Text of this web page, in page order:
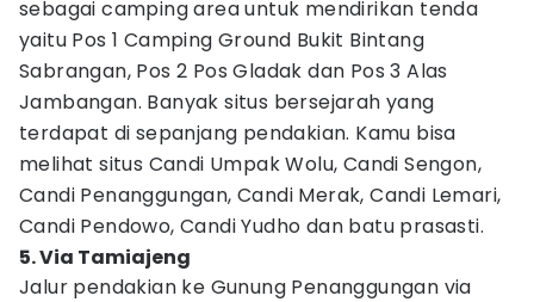
sebagai camping area untuk mendirikan tenda
yaitu Pos 1 Camping Ground Bukit Bintang
Sabrangan, Pos 2 Pos Gladak dan Pos 3 Alas
Jambangan. Banyak situs bersejarah yang
terdapat di sepanjang pendakian. Kamu bisa
melihat situs Candi Umpak Wolu, Candi Sengon,
Candi Penanggungan, Candi Merak, Candi Lemari,
Candi Pendowo, Candi Yudho dan batu prasasti.
5. Via Tamiajeng
Jalur pendakian ke Gunung Penanggungan via